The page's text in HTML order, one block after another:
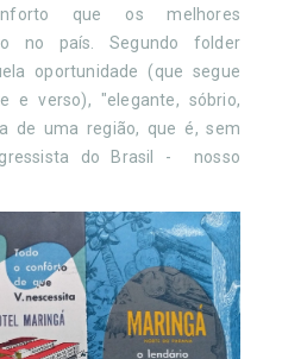
que os melhores
no país. Segundo folder
oportunidade (que segue
e verso), "elegante, sóbrio,
de uma região, que é, sem
do Brasil - nosso